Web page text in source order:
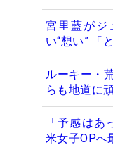
宮里藍がジ
い“想い” 「
ルーキー・
らも地道に
「予感は
米女子OPへ